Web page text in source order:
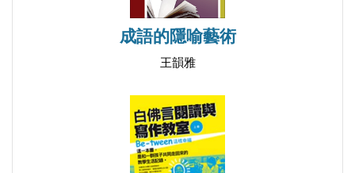
成語的隱喻藝術
王韻雅